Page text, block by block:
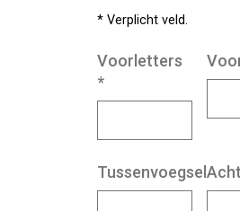
* Verplicht veld.
Voorletters
*
Tussenvoegsel